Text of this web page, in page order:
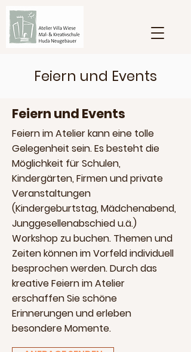
Feiern und Events
Feiern und Events
Feiernim Atelier kann eine tolle
Gelegenheit sein. Es besteht die
Möglichkeit für Schulen,
Kindergärten, Firmen und private
Veranstaltungen
(Kindergeburtstag, Mädchenabend,
Junggesellenabschied u.ä.)
Workshop zu buchen. Themen und
Zeiten können im Vorfeld individuell
besprochen werden. Durch das
kreative Feiern im Atelier
erschaffen Sie schöne
Erinnerungen und erleben
besondere Momente.